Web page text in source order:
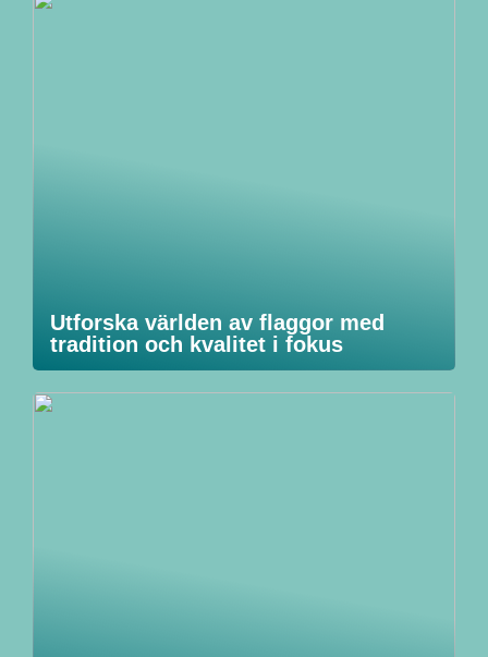
Utforska världen av flaggor med
tradition och kvalitet i fokus